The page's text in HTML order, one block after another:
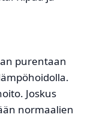
purentaan
Joskus
normaalien